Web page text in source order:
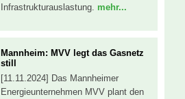
Infrastrukturauslastung. mehr...
Mannheim: MVV legt das Gasnetz
still
[11.11.2024] Das Mannheimer
Energieunternehmen MVV plant den